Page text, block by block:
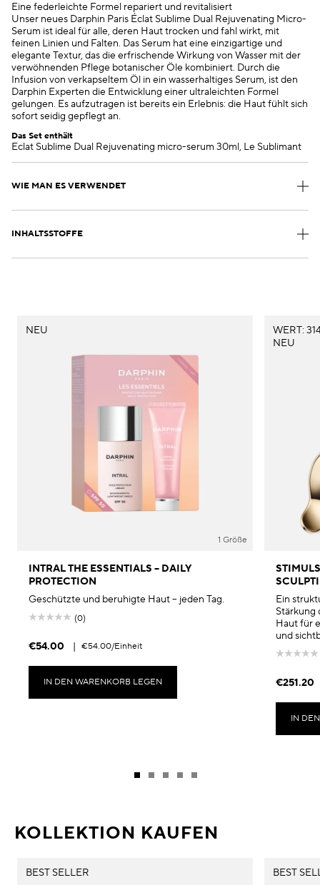
Eine federleichte Formel repariert und revitalisiert
Unser neues Darphin Paris Éclat Sublime Dual Rejuvenating Micro-
Serum ist ideal für alle, deren Haut trocken und fahl wirkt, mit
feinen Linien und Falten. Das Serum hat eine einzigartige und
elegante Textur, das die erfrischende Wirkung von Wasser mit der
verwöhnenden Pflege botanischer Öle kombiniert. Durch die
Infusion von verkapseltem Öl in ein wasserhaltiges Serum, ist den
Darphin Experten die Entwicklung einer ultraleichten Formel
gelungen. Es aufzutragen ist bereits ein Erlebnis: die Haut fühlt sich
sofort seidig gepflegt an.
Das Set enthält
Eclat Sublime Dual Rejuvenating micro-serum 30ml, Le Sublimant
WIE MAN ES VERWENDET
INHALTSSTOFFE
NEU
1 Größe
INTRAL THE ESSENTIALS – DAILY
PROTECTION
Geschützte und beruhigte Haut – jeden Tag.
(0)
€54.00 | €54.00/Einheit
IN DEN WARENKORB LEGEN
WERT:
NEU
Ein
Stärkung
Haut für
und
€251.20
IN
KOLLEKTION KAUFEN
BEST SELLER BEST